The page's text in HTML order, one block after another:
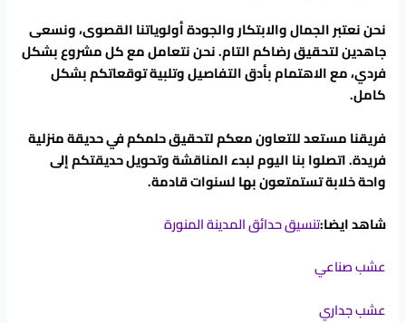
نحن نعتبر الجمال والابتكار والجودة أولوياتنا القصوى، ونسعى
جاهدين لتحقيق رضاكم التام. نحن نتعامل مع كل مشروع بشكل
فردي، مع الاهتمام بأدق التفاصيل وتلبية توقعاتكم بشكل
كامل.
فريقنا مستعد للتعاون معكم لتحقيق حلمكم في حديقة منزلية
فريدة. اتصلوا بنا اليوم لبدء المناقشة وتحويل حديقتكم إلى
واحة خلابة تستمتعون بها لسنوات قادمة.
شاهد ايضا:تنسيق حدائق المدينة المنورة
عشب صناعي
عشب جداري